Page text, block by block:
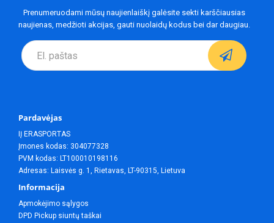
Prenumeruodami mūsų naujienlaiškį galėsite sekti karščiausias
naujienas, medžioti akcijas, gauti nuolaidų kodus bei dar daugiau.
Pardavėjas
IĮ ERASPORTAS
Įmones kodas: 304077328
PVM kodas: LT100010198116
Adresas: Laisvės g. 1, Rietavas, LT-90315, Lietuva
Informacija
Apmokėjimo sąlygos
DPD Pickup siuntų taškai